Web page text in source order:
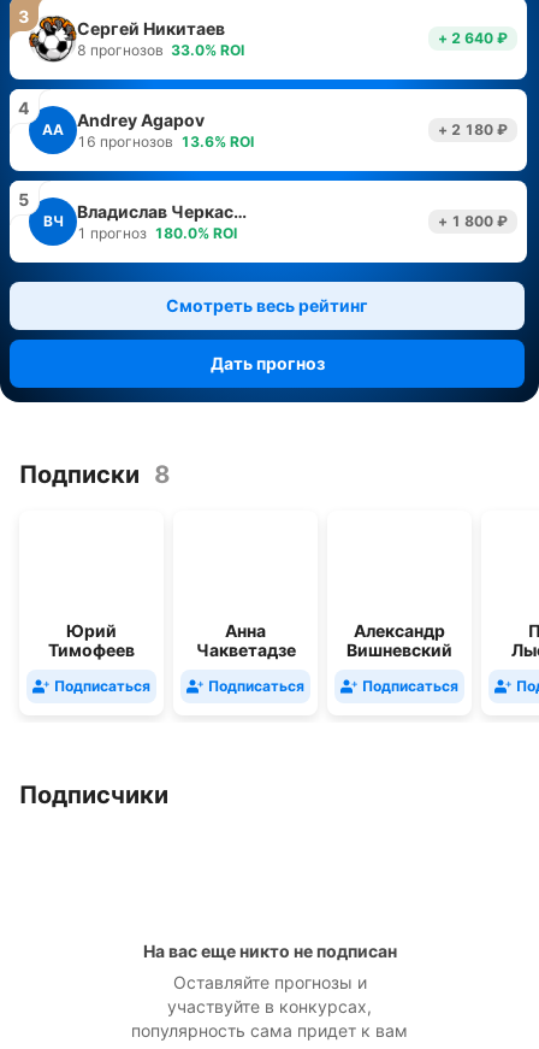
3
Сергей Никитаев
8 прогнозов 33.0% ROI
+ 2 640 ₽
4
AA Andrey Agapov
16 прогнозов 13.6% ROI
+ 2 180 ₽
5
ВЧ Владислав Черкасов
1 прогноз 180.0% ROI
+ 1 800 ₽
Смотреть весь рейтинг
Дать прогноз
Подписки 8
Юрий
Тимофеев
Подписаться
Анна
Чакветадзе
Подписаться
Александр
Вишневский
Подписаться
Подписчики
На вас еще никто не подписан
Оставляйте прогнозы и
участвуйте в конкурсах,
популярность сама придет к вам